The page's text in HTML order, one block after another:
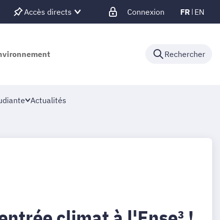
Accès directs Connexion FR EN
Rechercher
Actualités